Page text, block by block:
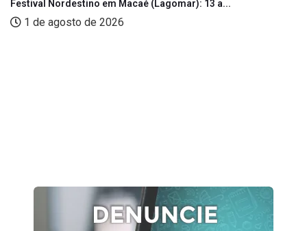
Festival Nordestino em Macaé (Lagomar): 13 a...
1 de agosto de 2026